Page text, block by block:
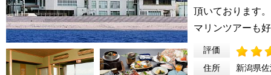
頂いております
マリンツアーも
評価
住所
新潟県